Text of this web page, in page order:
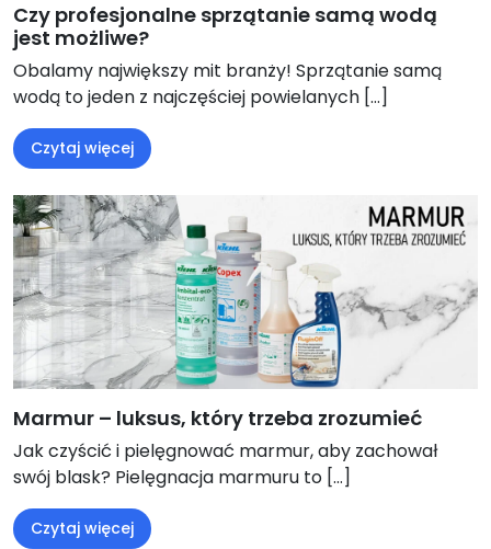
Czy profesjonalne sprzątanie samą wodą
jest możliwe?
Obalamy największy mit branży! Sprzątanie samą
wodą to jeden z najczęściej powielanych […]
Czytaj więcej
Marmur – luksus, który trzeba zrozumieć
Jak czyścić i pielęgnować marmur, aby zachował
swój blask? Pielęgnacja marmuru to […]
Czytaj więcej